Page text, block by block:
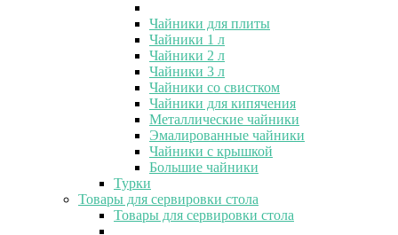
Чайники для плиты
Чайники 1 л
Чайники 2 л
Чайники 3 л
Чайники со свистком
Чайники для кипячения
Металлические чайники
Эмалированные чайники
Чайники с крышкой
Большие чайники
Турки
Товары для сервировки стола
Товары для сервировки стола